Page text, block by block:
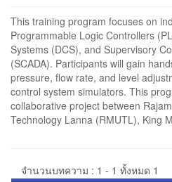
This training program focuses on
Programmable Logic Controllers
Systems (DCS), and Supervisory
(SCADA). Participants will gain
pressure, flow rate, and level
control system simulators. This
collaborative project between
Technology Lanna (RMUTL), King
จำนวนบทความ : 1 - 1 ทั้งหมด 1